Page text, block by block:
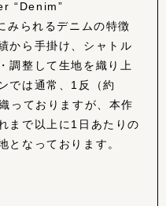
“Denim”
られるデニムの特徴
から手掛け、シャトル
調整して生地を織り上
では通常、1反（約
っておりますが、本作
まで以上に1日あたりの
となっております。